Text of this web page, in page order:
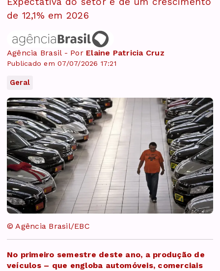
de 12,1% em 2026
Agência Brasil - Por Elaine Patricia Cruz
Publicado em 07/07/2026 17:21
Geral
© Agência Brasil/EBC
No primeiro semestre deste ano, a produção de
veículos – que engloba automóveis, comerciais